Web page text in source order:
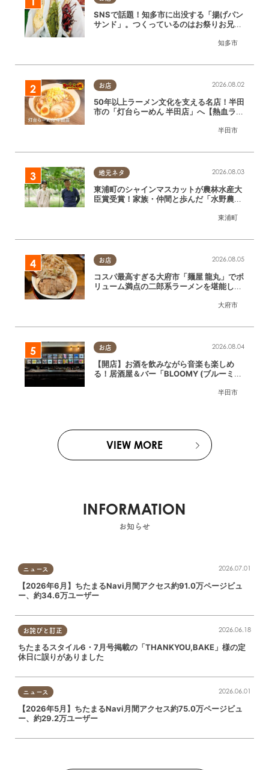
知多市
SNSで話題！知多市に出没する「揚げパン
サンド」。つくっているのはお祭りお兄さ
お店
半田市
2026.08.02
50年以上ラーメン文化を支える名店！半田
市の「灯台らーめん 半田店」へ【熱血ラー
地元ネタ
東浦町
2026.08.03
東浦町のシャインマスカットが農林水産大
臣賞受賞！家族・仲間と歩んだ「水野農
お店
大府市
2026.08.05
コスパ最高すぎる大府市「麺屋 龍丸」でボ
リューム満点の二郎系ラーメンを堪能して
お店
半田市
2026.08.04
【開店】お酒を飲みながら音楽も楽しめ
る！居酒屋＆バー「BLOOMY (ブルーミ
VIEW MORE
INFORMATION
お知らせ
ニュース 2026.07.01
【2026年6月】ちたまるNavi月間アクセス約91.0万ページビュ
ー、約34.6万ユーザー
お詫びと訂正 2026.06.18
ちたまるスタイル6・7月号掲載の「THANKYOU,BAKE」様の定
休日に誤りがありました
ニュース 2026.06.01
【2026年5月】ちたまるNavi月間アクセス約75.0万ページビュ
ー、約29.2万ユーザー